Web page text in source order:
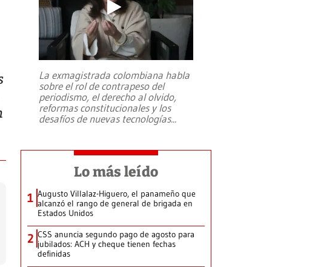
La exmagistrada colombiana habla
sobre el rol de contrapeso del
periodismo, el derecho al olvido,
reformas constitucionales y los
desafíos de nuevas tecnologías...
Lo más leído
1 Augusto Villalaz-Higuero, el panameño que
alcanzó el rango de general de brigada en
Estados Unidos
2 CSS anuncia segundo pago de agosto para
jubilados: ACH y cheque tienen fechas
definidas